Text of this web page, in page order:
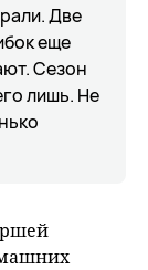
Две
еще
Сезон
лишь. Не